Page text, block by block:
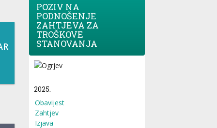
POZIV NA
PODNOŠENJE
ZAHTJEVA ZA
TROŠKOVE
STANOVANJA
2025.
Obavijest
Zahtjev
Izjava